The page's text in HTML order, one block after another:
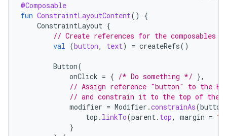
@Composable
fun ConstraintLayoutContent()
{
ConstraintLayout {
// Create references for the composables
val (button, text) = createRefs()
Button(
onClick = { /* Do something */ },
// Assign reference "button" to the
// and constrain it to the top of the
modifier = Modifier .constrainAs(button
top . linkTo(parent. top, margin =
}